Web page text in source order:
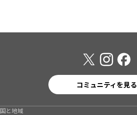
コミュニティを見る
国と地域